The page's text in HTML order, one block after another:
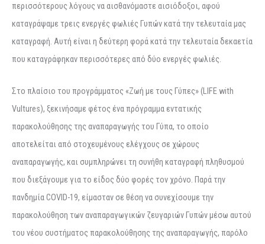
περισσότερους λόγους να αισθανόμαστε αισιόδοξοι, αφού
καταγράψαμε τρεις ενεργές φωλιές Γυπών κατά την τελευταία μας
καταγραφή. Αυτή είναι η δεύτερη φορά κατά την τελευταία δεκαετία
που καταγράφηκαν περισσότερες από δύο ενεργές φωλιές.
Στο πλαίσιο του προγράμματος «Ζωή με τους Γύπες» (LIFE with
Vultures), ξεκινήσαμε φέτος ένα πρόγραμμα εντατικής
παρακολούθησης της αναπαραγωγής του Γύπα, το οποίο
αποτελείται από στοχευμένους ελέγχους σε χώρους
αναπαραγωγής, και συμπληρώνει τη συνήθη καταγραφή πληθυσμού
που διεξάγουμε για το είδος δύο φορές τον χρόνο. Παρά την
πανδημία COVID-19, είμασταν σε θέση να συνεχίσουμε την
παρακολούθηση των αναπαραγωγικών ζευγαριών Γυπών μέσω αυτού
του νέου συστήματος παρακολούθησης της αναπαραγωγής, παρόλο